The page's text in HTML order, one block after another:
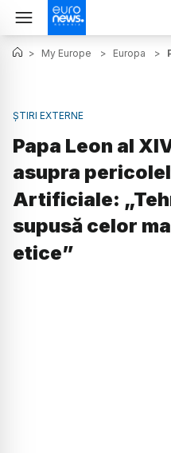
> My Europe > Europa >
ȘTIRI EXTERNE
Papa Leon al
asupra
Artificiale:
supusă celor
etice”